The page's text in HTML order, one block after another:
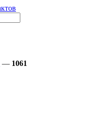
— 1061